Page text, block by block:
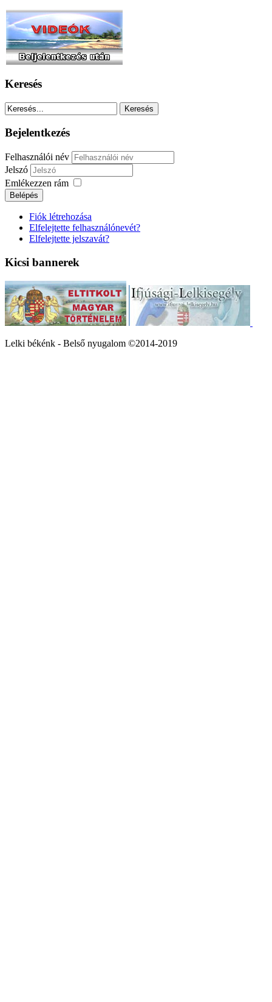
Keresés
Bejelentkezés
Felhasználói név
Jelszó
Emlékezzen rám
Fiók létrehozása
Elfelejtette felhasználónevét?
Elfelejtette jelszavát?
Kicsi bannerek
Lelki békénk - Belső nyugalom ©2014-2019